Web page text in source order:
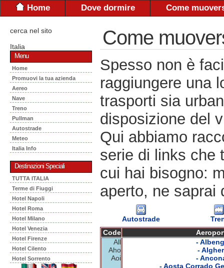
Home Dove dormire Come
cerca nel sito
Italia
Menu
Home
Promuovi la tua azienda
Aereo
Nave
Treno
Pullman
Autostrade
Meteo
Italia Info
Destinazioni Speciali
TUTTA ITALIA
Terme di Fiuggi
Hotel Napoli
Hotel Roma
Hotel Milano
Hotel Venezia
Hotel Firenze
Hotel Cilento
Hotel Sorrento
Come
Spesso non è
raggiungere una
trasporti sia
disposizione del
Qui abbiamo
serie di links che
cui hai bisogno:
aperto, ne saprai
Autostrade
Code
All
Aho
Aoi
-
-
-
- Aosta Corrado